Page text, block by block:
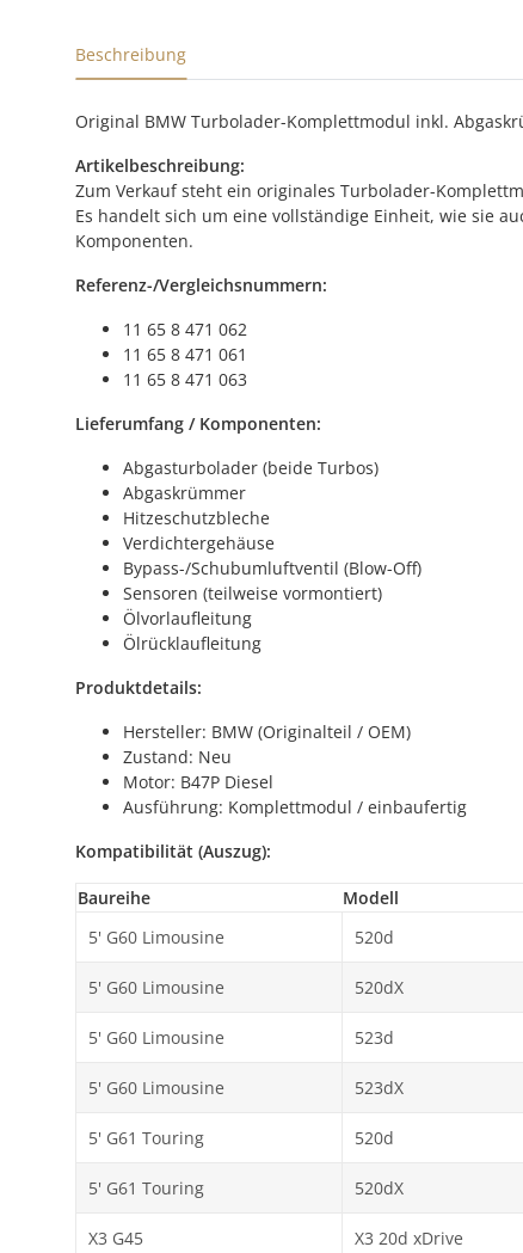
Beschreibung
Original BMW Turbolader-Komplettmodul inkl.
Artikelbeschreibung:
Zum Verkauf steht ein originales Turbolader-
Es handelt sich um eine vollständige Einheit, wie sie
Komponenten.
Referenz-/Vergleichsnummern:
11 65 8 471 062
11 65 8 471 061
11 65 8 471 063
Lieferumfang / Komponenten:
Abgasturbolader (beide Turbos)
Abgaskrümmer
Hitzeschutzbleche
Verdichtergehäuse
Bypass-/Schubumluftventil (Blow-Off)
Sensoren (teilweise vormontiert)
Ölvorlaufleitung
Ölrücklaufleitung
Produktdetails:
Hersteller: BMW (Originalteil / OEM)
Zustand: Neu
Motor: B47P Diesel
Ausführung: Komplettmodul / einbaufertig
Kompatibilität (Auszug):
Baureihe Modell
5' G60 Limousine
520d
5' G60 Limousine 520dX
5' G60 Limousine 523d
5' G60 Limousine 523dX
5' G61 Touring 520d
5' G61 Touring 520dX
X3 G45 X3 20d xDrive